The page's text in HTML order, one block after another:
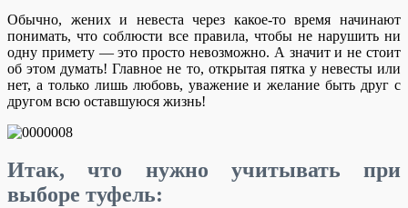
Обычно, жених и невеста через какое-то время начинают
понимать, что соблюсти все правила, чтобы не нарушить ни
одну примету — это просто невозможно. А значит и не стоит
об этом думать! Главное не то, открытая пятка у невесты или
нет, а только лишь любовь, уважение и желание быть друг с
другом всю оставшуюся жизнь!
Итак, что нужно учитывать при
выборе туфель: